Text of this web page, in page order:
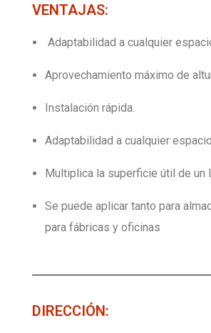
CONTACTO
ISO 9001
VENTAJAS:
Adaptabilidad a cualquier
Aprovechamiento máximo de
Instalación rápida.
Adaptabilidad a cualquier
Multiplica la superficie útil de un
Se puede aplicar tanto para
para fábricas y oficinas
DIRECCIÓN: